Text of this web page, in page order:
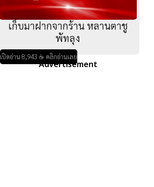
เก็บมาฝากจากร้าน หลานตาชู
พัทลุง
เปิดอ่าน 8,943 ☕ คลิกอ่านเลย
Advertisement